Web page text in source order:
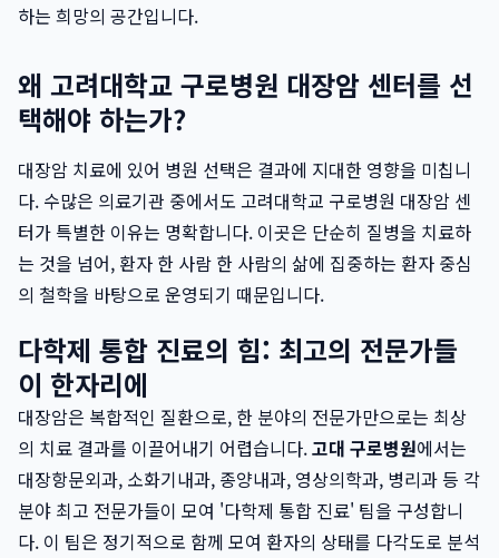
하는 희망의 공간입니다.
왜 고려대학교 구로병원 대장암 센터를 선
택해야 하는가?
대장암 치료에 있어 병원 선택은 결과에 지대한 영향을 미칩니
다. 수많은 의료기관 중에서도 고려대학교 구로병원 대장암 센
터가 특별한 이유는 명확합니다. 이곳은 단순히 질병을 치료하
는 것을 넘어, 환자 한 사람 한 사람의 삶에 집중하는 환자 중심
의 철학을 바탕으로 운영되기 때문입니다.
다학제 통합 진료의 힘: 최고의 전문가들
이 한자리에
대장암은 복합적인 질환으로, 한 분야의 전문가만으로는 최상
의 치료 결과를 이끌어내기 어렵습니다.고대 구로병원에서는
대장항문외과, 소화기내과, 종양내과, 영상의학과, 병리과 등 각
분야 최고 전문가들이 모여 '다학제 통합 진료' 팀을 구성합니
다. 이 팀은 정기적으로 함께 모여 환자의 상태를 다각도로 분석